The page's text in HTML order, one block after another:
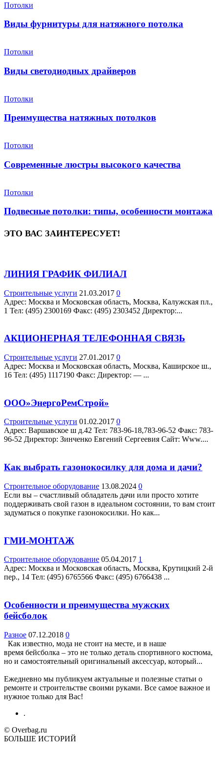
Потолки
Виды фурнитуры для натяжного потолка
Потолки
Виды светодиодных драйверов
Потолки
Преимущества натяжных потолков
Потолки
Современные люстры высокого качества
Потолки
Подвесные потолки: типы, особенности монтажа
ЭТО ВАС ЗАИНТЕРЕСУЕТ!
ЛИНИЯ ГРАФИК ФИЛИАЛ
Строительные услуги 21.03.2017 0
Адрес: Москва и Московская область, Москва, Калужская пл.,
1 Teл: (495) 2300169 Факс: (495) 2303452 Директор:...
АКЦИОНЕРНАЯ ТЕЛЕФОННАЯ СВЯЗЬ
Строительные услуги 27.01.2017 0
Адрес: Москва и Московская область, Москва, Каширское ш.,
16 Teл: (495) 1117190 Факс: Директор: — ...
ООО»ЭнергоРемСтрой»
Строительные услуги 01.02.2017 0
Адрес: Варшавское ш д.42 Teл: 783-96-18,783-96-52 Факс: 783-
96-52 Директор: Зинченко Евгений Сергеевия Сайт: Www....
Как выбрать газонокосилку для дома и дачи?
Строительное оборудование 13.08.2024 0
Если вы – счастливый обладатель дачи или просто хотите
поддерживать свой газон в идеальном состоянии, то вам стоит
задуматься о покупке газонокосилки. Но как...
ГМИ-МОНТАЖ
Строительное оборудование 05.04.2017 1
Адрес: Москва и Московская область, Москва, Крутицкий 2-й
пер., 14 Teл: (495) 6765566 Факс: (495) 6766438 ...
Особенности и преимущества мужских
бейсболок
Разное 07.12.2018 0
Как известно, мода не стоит на месте, и в наше
время бейсболка – это не только деталь спортивного костюма,
но и самостоятельный оригинальный аксессуар, который...
Ежедневно мы публикуем актуальные и полезные статьи о
ремонте и строительстве своими руками. Все самое важное и
нужное только для Вас!
.
© Overbag.ru
БОЛЬШЕ ИСТОРИЙ